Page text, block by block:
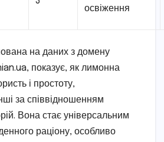
освіження
на даних з домену
показує, як лимонна
і простоту,
за співвідношенням
Вона стає універсальним
раціону, особливо